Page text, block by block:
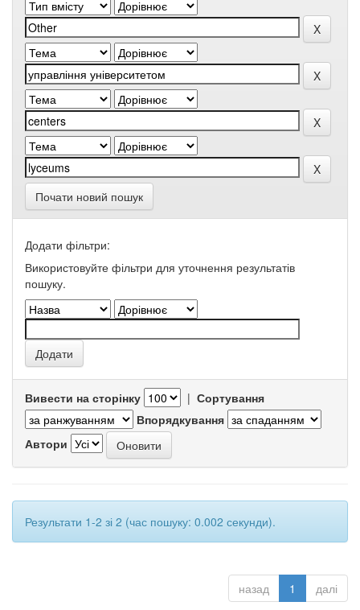
Почати новий пошук
Додати фільтри:
Використовуйте фільтри для уточнення результатів
пошуку.
Вивести на сторінку | Сортування
Впорядкування
Автори
Результати 1-2 зі 2 (час пошуку: 0.002 секунди).
назад 1 далі